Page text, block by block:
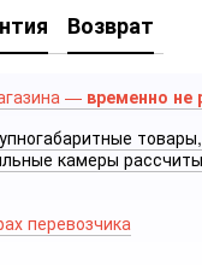
Возврат
— временно не
товары,
камеры
перевозчика